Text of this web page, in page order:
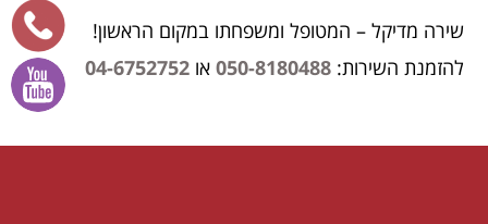
שירה מדיקל – המטופל ומשפחתו במקום הראשון!
להזמנת השירות:050-8180488 או04-6752752